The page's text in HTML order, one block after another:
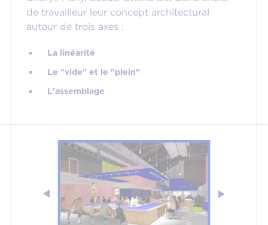
de travailleur leur concept architectural
autour de trois axes :
La linéarité
Le "vide" et le "plein"
L'assemblage